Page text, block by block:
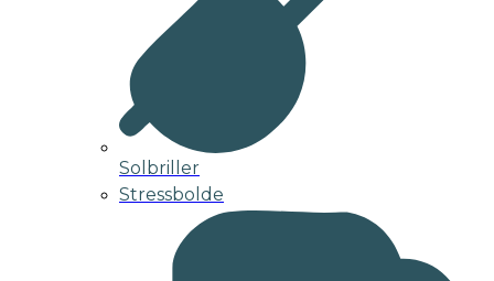
Solbriller
Stressbolde